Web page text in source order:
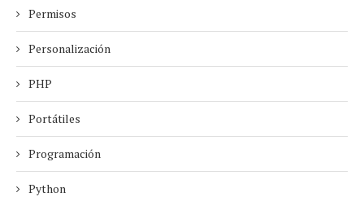
Permisos
Personalización
PHP
Portátiles
Programación
Python